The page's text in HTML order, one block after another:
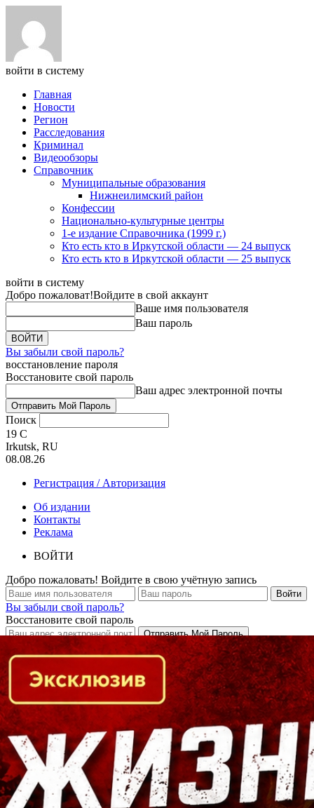
войти в систему
Главная
Новости
Регион
Расследования
Криминал
Видеообзоры
Справочник
Муниципальные образования
Нижнеилимский район
Конфессии
Национально-культурные центры
1-е издание Справочника (1999 г.)
Кто есть кто в Иркутской области — 24 выпуск
Кто есть кто в Иркутской области — 25 выпуск
войти в систему
Добро пожаловат!Войдите в свой аккаунт
Ваше имя пользователя
Ваш пароль
Вы забыли свой пароль?
восстановление пароля
Восстановите свой пароль
Ваш адрес электронной почты
Поиск
19 C
Irkutsk, RU
08.08.26
Регистрация / Авторизация
Об издании
Контакты
Реклама
ВОЙТИ
Добро пожаловать! Войдите в свою учётную запись
Вы забыли свой пароль?
Восстановите свой пароль
Кто есть кто в Байкальском регионе